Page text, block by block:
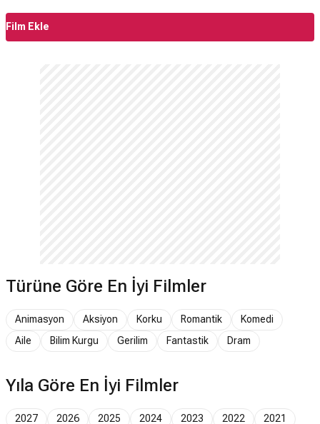
Film Ekle
Türüne Göre En İyi Filmler
Animasyon Aksiyon Korku Romantik
Komedi
Aile
Bilim Kurgu Gerilim Fantastik Dram
Yıla Göre En İyi Filmler
2027 2026 2025 2024 2023 2022 2021